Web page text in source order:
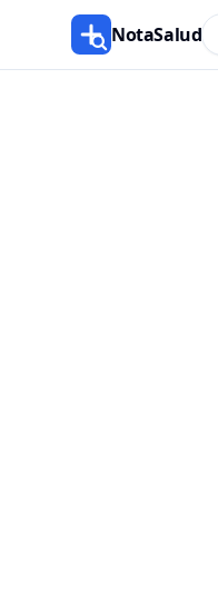
NotaSalud